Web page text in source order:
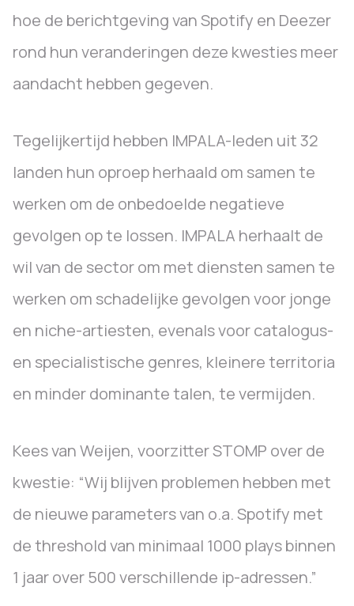
hoe de berichtgeving van Spotify en Deezer
rond hun veranderingen deze kwesties meer
aandacht hebben gegeven.
Tegelijkertijd hebben IMPALA-leden uit 32
landen hun oproep herhaald om samen te
werken om de onbedoelde negatieve
gevolgen op te lossen. IMPALA herhaalt de
wil van de sector om met diensten samen te
werken om schadelijke gevolgen voor jonge
en niche-artiesten, evenals voor catalogus-
en specialistische genres, kleinere territoria
en minder dominante talen, te vermijden.
Kees van Weijen, voorzitter STOMP over de
kwestie: “Wij blijven problemen hebben met
de nieuwe parameters van o.a. Spotify met
de threshold van minimaal 1000 plays binnen
1 jaar over 500 verschillende ip-adressen.”